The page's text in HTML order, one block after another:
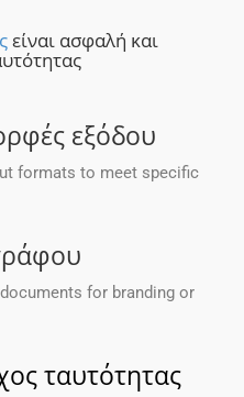
είναι ασφαλή και
εξόδου
formats to meet specific
for branding or
ταυτότητας